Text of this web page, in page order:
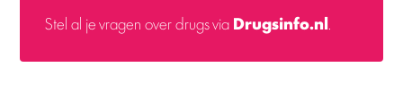
Stel al je vragen over drugs viaDrugsinfo.nl